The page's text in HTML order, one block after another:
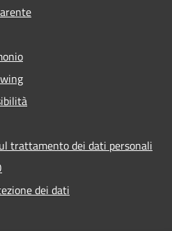
trattamento dei dati personali
dei dati